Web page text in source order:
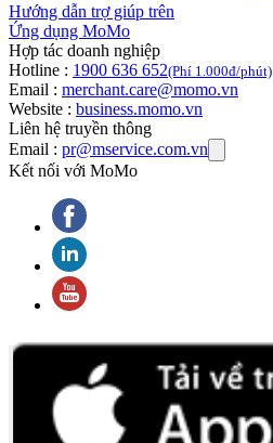
Hướng dẫn trợ giúp trên
Ứng dụng MoMo
Hợp tác doanh nghiệp
Hotline : 1900 636 652(Phí 1.000đ/phút)
Email : merchant.care@momo.vn
Website : business.momo.vn
Liên hệ truyền thông
Email : pr@mservice.com.vn
Kết nối với MoMo